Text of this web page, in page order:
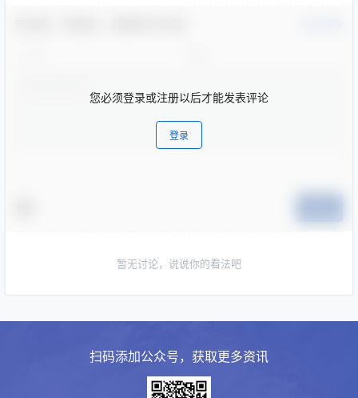
您必须登录或注册以后才能发表评论
登录
暂无讨论，说说你的看法吧
扫码添加公众号，获取更多资讯